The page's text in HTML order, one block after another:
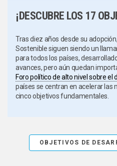
¡DESCUBRE LOS 17
Tras diez años desde su
Sostenible siguen siendo un
para todos los países,
avances, pero aún quedan
Foro político de alto nivel sobre el
países se centran en acelerar las
cinco objetivos fundamentales.
OBJETIVOS DE